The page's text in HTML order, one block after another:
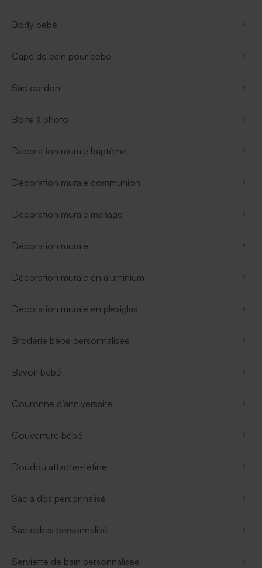
Body bébé
Cape de bain pour bebe
Sac cordon
Boite à photo
Décoration murale baptême
Décoration murale communion
Décoration murale mariage
Décoration murale
Décoration murale en aluminium
Décoration murale en plexiglas
Broderie bébé personnalisée
Bavoir bébé
Couronne d’anniversaire
Couverture bébé
Doudou attache-tétine
Sac à dos personnalisé
Sac cabas personnalisé
Serviette de bain personnalisée